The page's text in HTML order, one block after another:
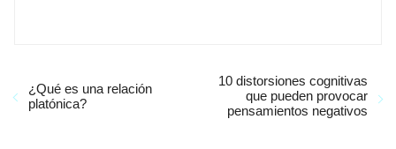
¿Qué es una relación
platónica?
10 distorsiones cognitivas
que pueden provocar
pensamientos negativos